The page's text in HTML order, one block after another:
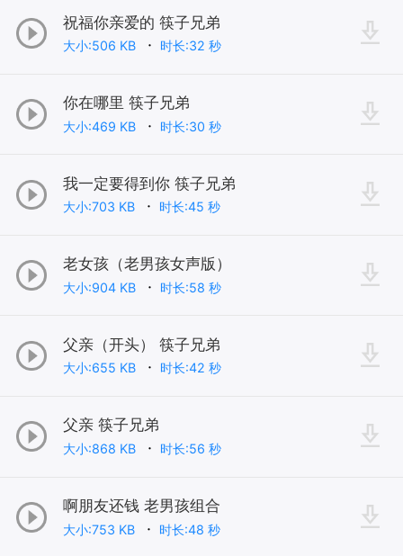
祝福你亲爱的 筷子兄弟
大小:506 KB 时长:32 秒
你在哪里 筷子兄弟
大小:469 KB 时长:30 秒
我一定要得到你 筷子兄弟
大小:703 KB 时长:45 秒
老女孩（老男孩女声版）
大小:904 KB 时长:58 秒
父亲（开头） 筷子兄弟
大小:655 KB 时长:42 秒
父亲 筷子兄弟
大小:868 KB 时长:56 秒
啊朋友还钱 老男孩组合
大小:753 KB 时长:48 秒